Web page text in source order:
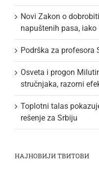
Novi Zakon o
napuštenih pasa, iako
Podrška za profesora
Osveta i progon
stručnjaka, razorni
Toplotni talas
rešenje za Srbiju
НАЈНОВИЈИ ТВИТОВИ